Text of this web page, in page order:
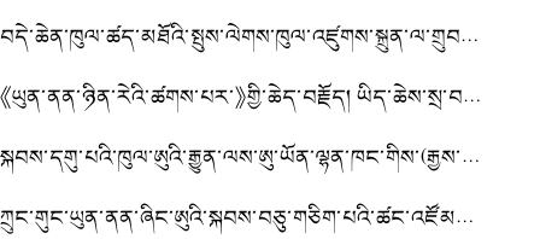
བདེ་ཆེན་ཁུལ་ཚད་མཐོའི་སྤུས་ལེགས་ཁུལ་འཛུགས་སྐྲུན་ལ་གྲུབ་འབྲས་མངོན་གསལ་ཐོན་པ།
《ཡུན་ནན་ཉིན་རེའི་ཚགས་པར་》གྱི་ཆེད་བརྗོད། ཡིད་ཆེས་སྲ་བརྟན་གྱིས་མུ་མཐུད་འབད་འཐབ་བྱས་ནས་ཡུན་ནན་གྱི་འཕེལ་རྒྱས་རྣམ་པ་གསར་པ་གཏོད།
སྐབས་དགུ་པའི་ཁུལ་ཨུའི་རྒྱུན་ལས་ཨུ་ཡོན་ལྷན་ཁང་གིས་(རྒྱས་འཛོམས་)གྲོས་ཚོགས་ཐེངས་163པ་འཚོགས།
ཀྲུང་གུང་ཡུན་ནན་ཞིང་ཨུའི་སྐབས་བཅུ་གཅིག་པའི་ཚང་འཛོམས་གྲོས་ཚོགས་ཐེངས་བཅུ་པ་ཁུན་མིང་དུ་འཚོགས། ཞིང་ཨུ་རྒྱུན་ལས་ཨུ་ལྷན་གྱིས་ཚོགས་འདུ་གཙོ་སྐྱོང་གནང་། ཞིང་ཨུའི་ཧྲུའུ་ཅི་ཝང་ཉིང་གིས་གསུང་བཤད་གནང་།